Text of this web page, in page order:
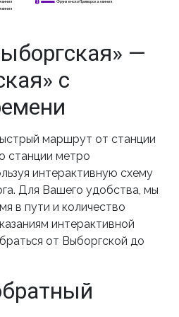
линия
5
—
с
маршрут от станции
станции метро
интерактивную схему
Для Вашего удобства, мы
в пути и количество
интерактивной
от Выборгской до